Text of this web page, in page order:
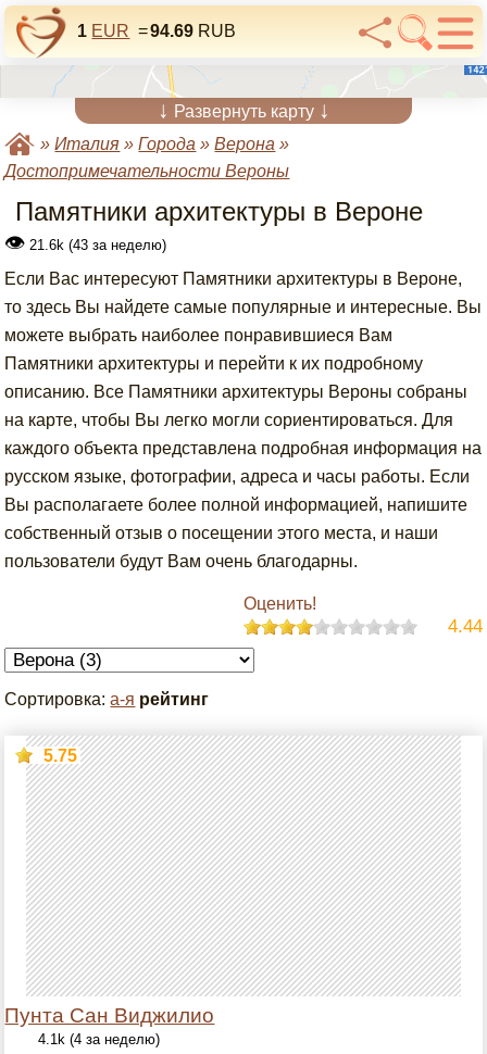
1 EUR =94.69 RUB
↓ Развернуть карту ↓
»Италия »Города »Верона »
Достопримечательности Вероны
Памятники архитектуры в Вероне
👁 21.6k (43 за неделю)
Если Вас интересуют Памятники архитектуры в Вероне,
то здесь Вы найдете самые популярные и интересные. Вы
можете выбрать наиболее понравившиеся Вам
Памятники архитектуры и перейти к их подробному
описанию. Все Памятники архитектуры Вероны собраны
на карте, чтобы Вы легко могли сориентироваться. Для
каждого объекта представлена подробная информация на
русском языке, фотографии, адреса и часы работы. Если
Вы располагаете более полной информацией, напишите
собственный отзыв о посещении этого места, и наши
пользователи будут Вам очень благодарны.
Оценить!
4.44
Сортировка:а-я рейтинг
Пунта Сан Виджилио
5.75
4.1k (4 за неделю)